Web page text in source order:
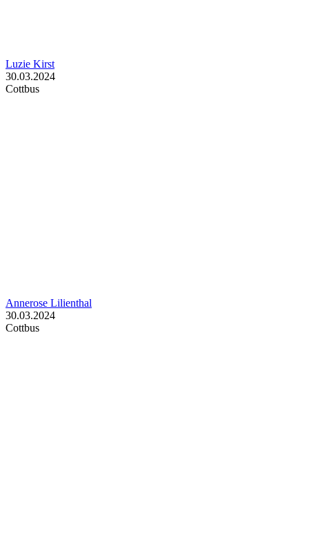
Luzie Kirst
30.03.2024
Cottbus
Annerose Lilienthal
30.03.2024
Cottbus